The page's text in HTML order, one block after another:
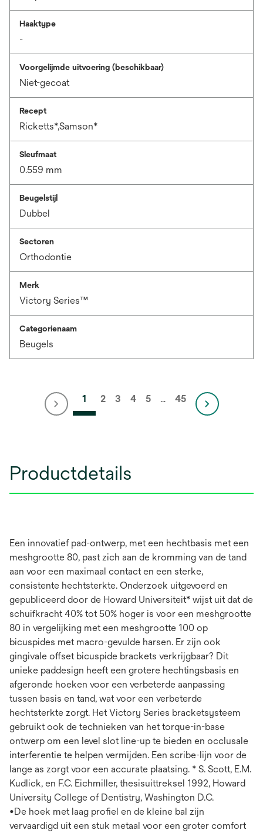
Haaktype
-
Voorgelijmde uitvoering (beschikbaar)
Niet-gecoat
Recept
Ricketts*,Samson*
Sleufmaat
0.559 mm
Beugelstijl
Dubbel
Sectoren
Orthodontie
Merk
Victory Series™
Categorienaam
Beugels
1 2 3 4 5 … 45
Productdetails
Een innovatief pad-ontwerp, met een hechtbasis met een
meshgrootte 80, past zich aan de kromming van de tand
aan voor een maximaal contact en een sterke,
consistente hechtsterkte. Onderzoek uitgevoerd en
gepubliceerd door de Howard Universiteit* wijst uit dat de
schuifkracht 40% tot 50% hoger is voor een meshgrootte
80 in vergelijking met een meshgrootte 100 op
bicuspides met macro-gevulde harsen. Er zijn ook
gingivale offset bicuspide brackets verkrijgbaar? Dit
unieke paddesign heeft een grotere hechtingsbasis en
afgeronde hoeken voor een verbeterde aanpassing
tussen basis en tand, wat voor een verbeterde
hechtsterkte zorgt. Het Victory Series bracketsysteem
gebruikt ook de technieken van het torque-in-base
ontwerp om een level slot line-up te bieden en occlusale
interferentie te helpen vermijden. Een scribe-lijn voor de
lange as zorgt voor een accurate plaatsing. * S. Scott, E.M.
Kudlick, en F.C. Eichmiller, thesisuittreksel 1992, Howard
University College of Dentistry, Washington D.C.
•De hoek met laag profiel en de kleine bal zijn
vervaardigd uit een stuk metaal voor een groter comfort